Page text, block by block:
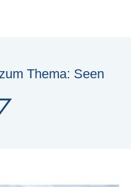
Thema: Seen